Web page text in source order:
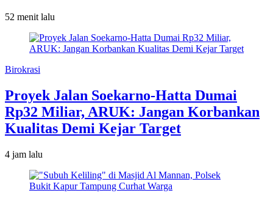
52 menit lalu
Birokrasi
Proyek Jalan Soekarno-Hatta Dumai
Rp32 Miliar, ARUK: Jangan Korbankan
Kualitas Demi Kejar Target
4 jam lalu